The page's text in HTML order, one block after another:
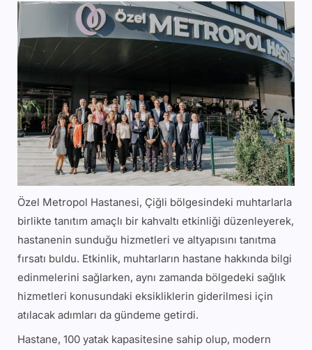
Özel Metropol Hastanesi, Çiğli bölgesindeki muhtarlarla
birlikte tanıtım amaçlı bir kahvaltı etkinliği düzenleyerek,
hastanenin sunduğu hizmetleri ve altyapısını tanıtma
fırsatı buldu. Etkinlik, muhtarların hastane hakkında bilgi
edinmelerini sağlarken, aynı zamanda bölgedeki sağlık
hizmetleri konusundaki eksikliklerin giderilmesi için
atılacak adımları da gündeme getirdi.
Hastane, 100 yatak kapasitesine sahip olup, modern